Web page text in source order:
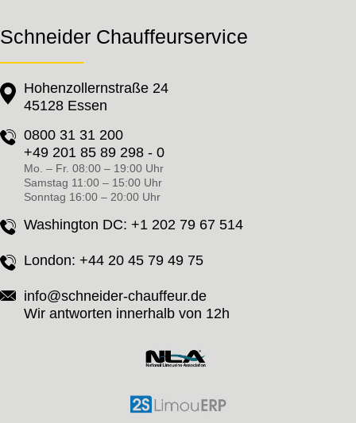
Schneider Chauffeurservice
Hohenzollernstraße 24
45128 Essen
0800 31 31 200
+49 201 85 89 298 - 0
Mo. – Fr. 08:00 – 19:00 Uhr
Samstag 11:00 – 15:00 Uhr
Sonntag 16:00 – 20:00 Uhr
Washington DC: +1 202 79 67 514
London: +44 20 45 79 49 75
info@schneider-chauffeur.de
Wir antworten innerhalb von 12h